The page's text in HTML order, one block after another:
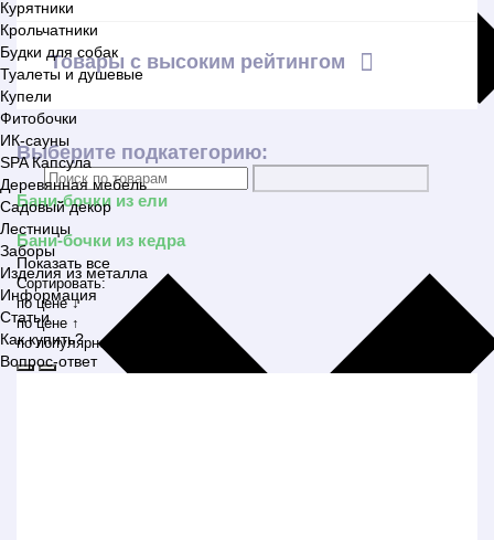
Курятники
Крольчатники
Будки для собак
Туалеты и душевые
Купели
Фитобочки
ИК-сауны
SPA Капсула
Деревянная мебель
Садовый декор
Лестницы
Заборы
Изделия из металла
Информация
Статьи
Как купить?
Вопрос-ответ
Товары с высоким рейтингом
Выберите подкатегорию:
Бани-бочки из ели
Бани-бочки из кедра
Показать все
Сортировать:
по цене ↓
по цене ↑
по популярности